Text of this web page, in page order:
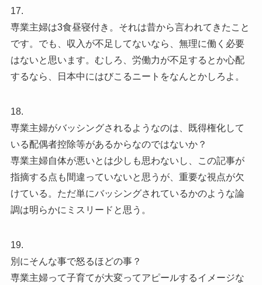
17.
専業主婦は3食昼寝付き。それは昔から言われてきたこと
です。でも、収入が不足してないなら、無理に働く必要
はないと思います。むしろ、労働力が不足するとか心配
するなら、日本中にはびこるニートをなんとかしろよ。
18.
専業主婦がバッシングされるようなのは、既得権化して
いる配偶者控除等があるからなのではないか？
専業主婦自体が悪いとは少しも思わないし、この記事が
指摘する点も間違っていないと思うが、重要な視点が欠
けている。ただ単にバッシングされているかのような論
調は明らかにミスリードと思う。
19.
別にそんな事で怒るほどの事？
専業主婦って子育てが大変ってアピールするイメージな